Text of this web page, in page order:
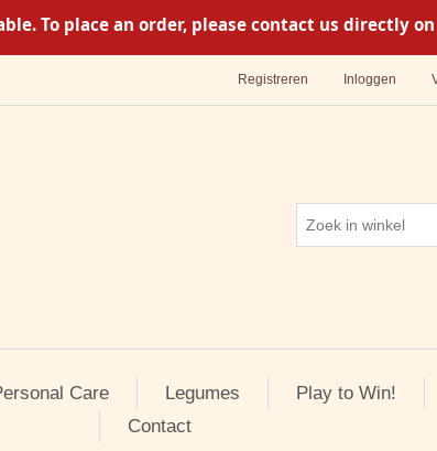
To place an order, please contact us directly
Registreren Inloggen
Care Legumes Play to Win!
Contact